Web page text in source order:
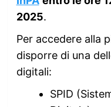
2025.
Per accedere alla
disporre di una
digitali:
SPID